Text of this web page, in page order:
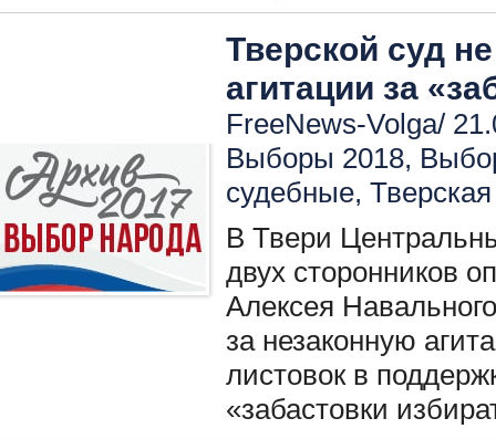
Тверской суд
агитации за
FreeNews-Volga/
Выборы 2018,
судебные,
В Твери
двух сторонников
Алексея
за незаконную
листовок в
«забастовки